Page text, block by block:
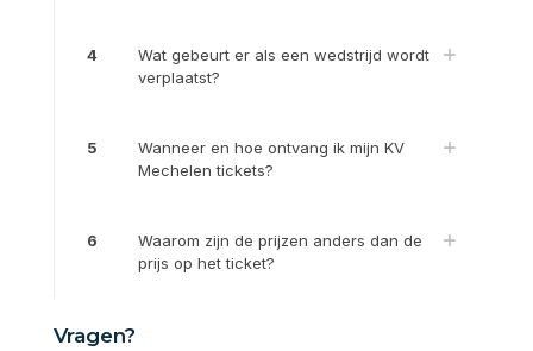
4
Wat gebeurt er als een wedstrijd wordt
verplaatst?
5
Wanneer en hoe ontvang ik mijn KV
Mechelen tickets?
6
Waarom zijn de prijzen anders dan de
prijs op het ticket?
Vragen?